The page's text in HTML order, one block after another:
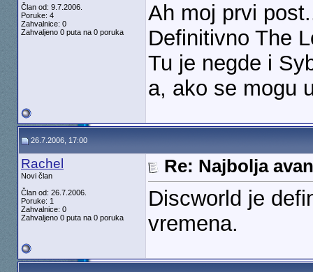
Član od: 9.7.2006.
Poruke: 4
Zahvalnice: 0
Zahvaljeno 0 puta na 0 poruka
Ah moj prvi
Definitivno The
Tu je negde i
a, ako se mogu
26.7.2006, 17:00
Rachel
Novi član
Član od: 26.7.2006.
Poruke: 1
Zahvalnice: 0
Zahvaljeno 0 puta na 0 poruka
Re: Najbolja
Discworld je
vremena.